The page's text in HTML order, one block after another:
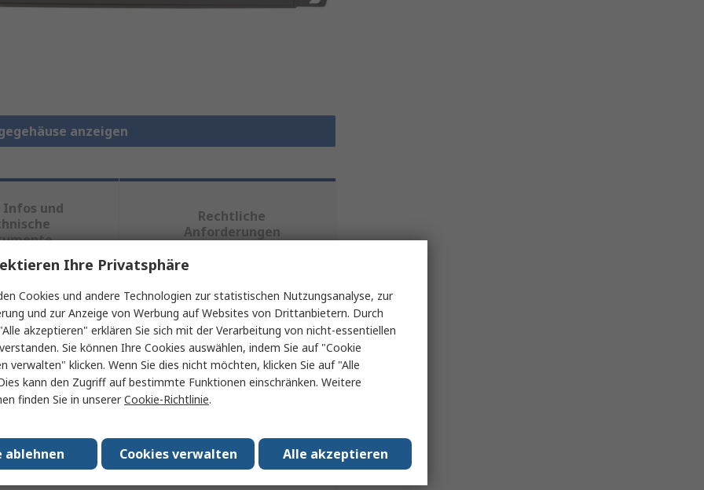
anzeigen
Infos und
Rechtliche
Anforderungen
oder mehrere Eigenschaften auswählen.
Wert
RND
Rack-Montagegehäuse
Ihre Privatsphäre
Cookies und andere Technologien zur statistischen Nutzungsanalyse, zur
und zur Anzeige von Werbung auf Websites von Drittanbietern. Durch
akzeptieren" erklären Sie sich mit der Verarbeitung von nicht-essentiellen
Sie können Ihre Cookies auswählen, indem Sie auf "Cookie
verwalten" klicken. Wenn Sie dies nicht möchten, klicken Sie auf "Alle
kann den Zugriff auf bestimmte Funktionen einschränken. Weitere
finden Sie in unsererCookie-Richtlinie.
Alle akzeptieren
Cookies verwalten
ablehnen